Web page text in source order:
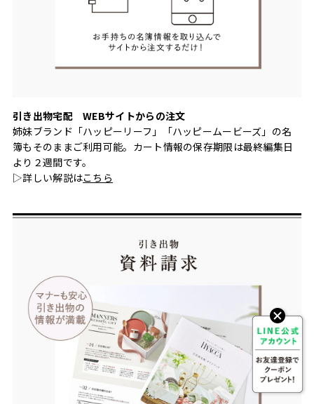
引き出物宅配 WEBサイトからの注文
姉妹ブランド「ハッピーリーフ」「ハッピームービーズ」の名
簿もそのままご利用可能。カート情報の保存期限は最終編集日
より２週間です。
▷詳しい解説はこちら